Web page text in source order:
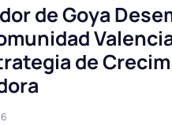
de Goya
de